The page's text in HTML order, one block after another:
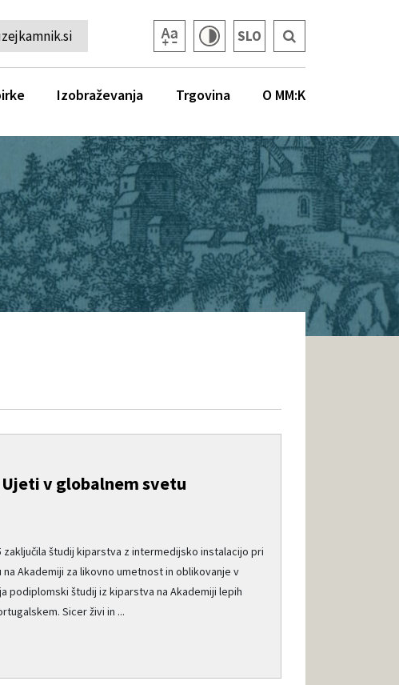
SLO
Izobraževanja Trgovina O MM:K
v globalnem svetu
zaključila študij kiparstva z intermedijsko instalacijo pri
Akademiji za likovno umetnost in oblikovanje v
podiplomski študij iz kiparstva na Akademiji lepih
Sicer živi in ...